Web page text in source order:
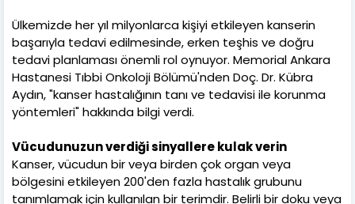
Ülkemizde her yıl milyonlarca kişiyi etkileyen kanserin
başarıyla tedavi edilmesinde, erken teşhis ve doğru
tedavi planlaması önemli rol oynuyor. Memorial Ankara
Hastanesi Tıbbi Onkoloji Bölümü'nden Doç. Dr. Kübra
Aydın, "kanser hastalığının tanı ve tedavisi ile korunma
yöntemleri" hakkında bilgi verdi.
Vücudunuzun verdiği sinyallere kulak verin
Kanser, vücudun bir veya birden çok organ veya
bölgesini etkileyen 200'den fazla hastalık grubunu
tanımlamak için kullanılan bir terimdir. Belirli bir doku veya